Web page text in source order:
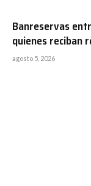
Banreservas
quienes reciban
agosto 5, 2026